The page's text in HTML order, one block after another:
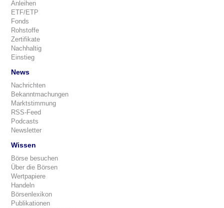
Anleihen
ETF/ETP
Fonds
Rohstoffe
Zertifikate
Nachhaltig
Einstieg
News
Nachrichten
Bekanntmachungen
Marktstimmung
RSS-Feed
Podcasts
Newsletter
Wissen
Börse besuchen
Über die Börsen
Wertpapiere
Handeln
Börsenlexikon
Publikationen